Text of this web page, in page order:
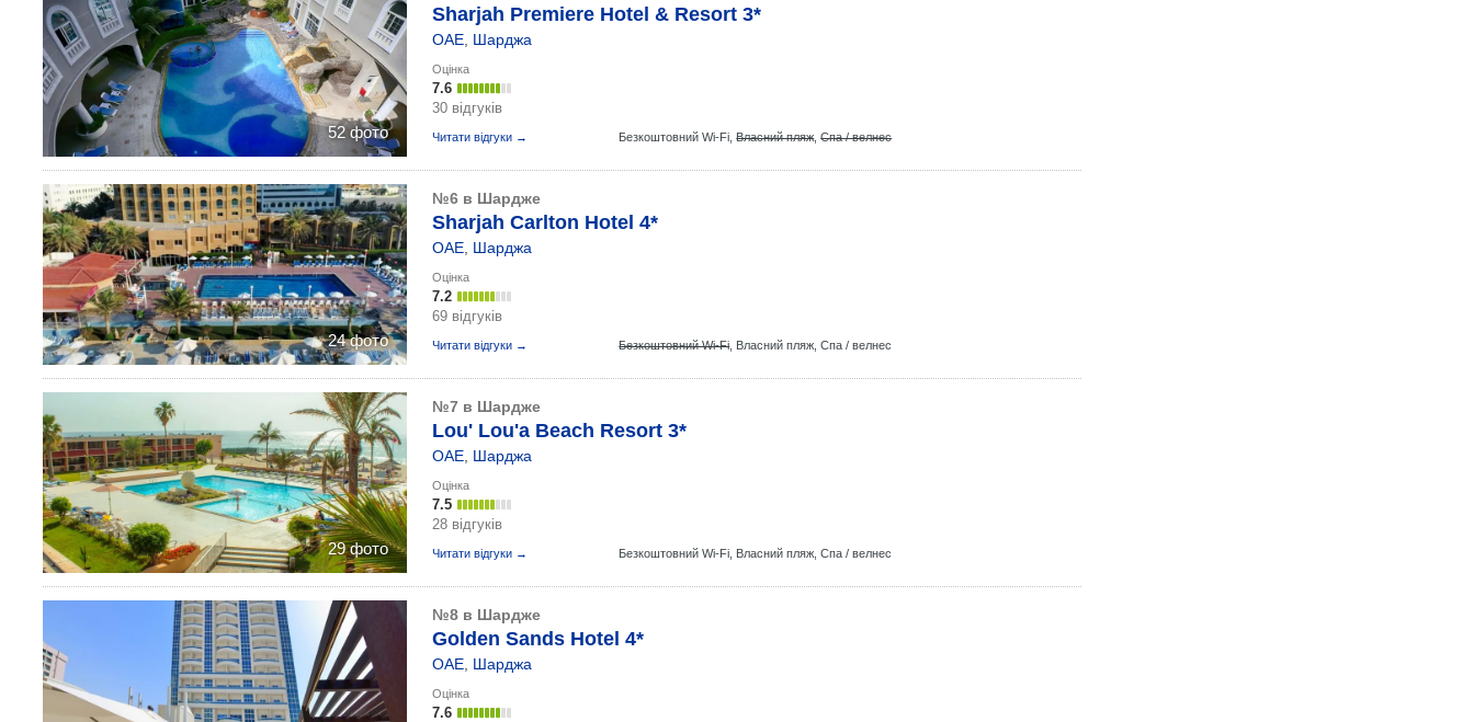
52 фото
Sharjah Premiere Hotel & Resort 3*
ОАЕ, Шарджа
Оцінка
7.6
30 відгуків
Читати відгуки → Безкоштовний Wi-Fi, Власний пляж, Спа / велнес
24 фото
№6 в Шардже
Sharjah Carlton Hotel 4*
ОАЕ, Шарджа
Оцінка
7.2
69 відгуків
Читати відгуки → Безкоштовний Wi-Fi, Власний пляж, Спа / велнес
29 фото
№7 в Шардже
Lou' Lou'a Beach Resort 3*
ОАЕ, Шарджа
Оцінка
7.5
28 відгуків
Читати відгуки → Безкоштовний Wi-Fi, Власний пляж, Спа / велнес
№8 в Шардже
Golden Sands Hotel 4*
ОАЕ, Шарджа
Оцінка
7.6